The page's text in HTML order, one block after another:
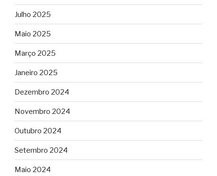
Julho 2025
Maio 2025
Março 2025
Janeiro 2025
Dezembro 2024
Novembro 2024
Outubro 2024
Setembro 2024
Maio 2024